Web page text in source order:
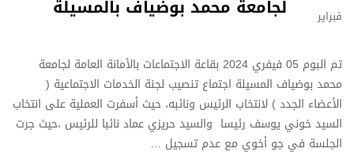
فبراير
لجامعة محمد بوضياف بالمسيلة
تم البوم 05 فيفري 2024 بقاعة الاجتماعات بالأمانة العامة لجامعة
محمد بوضياف المسيلة اجتماع تنصيب لجنة الخدمات الاجتماعية (
الأعضاء الجدد ) لانتخاب الرئيس ونائبه، حيث أسفرت العملية على انتخاب
السيد خوني يوسف رئيسا والسيد حريزي عماد نائبا للرئيس ،حيث جرت
الجلسة في جو أخوي مع عدم تسجيل …